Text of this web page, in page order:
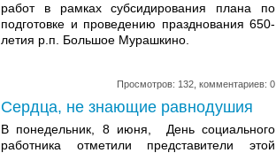
работ в рамках субсидирования плана по
подготовке и проведению празднования 650-
летия р.п. Большое Мурашкино.
Просмотров: 132, комментариев: 0
Сердца, не знающие равнодушия
В понедельник, 8 июня, День социального
работника отметили представители этой